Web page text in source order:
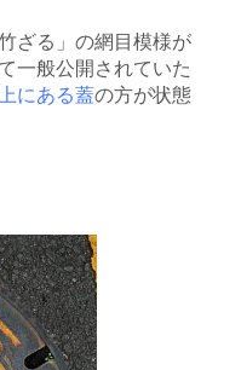
ざる」の網目模様が
一般公開されていた
にある蓋の方が状態